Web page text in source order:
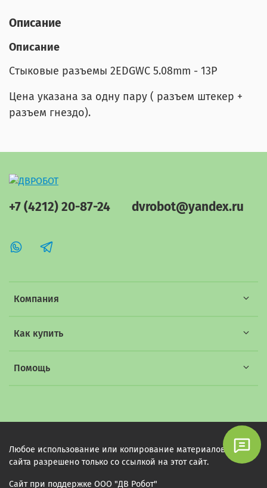
Описание
Описание
Cтыковые разъемы 2EDGWC 5.08mm - 13P
Цена указана за одну пару ( разъем штекер +
разъем гнездо).
Компания
Как купить
Помощь
+7 (4212) 20-87-24 dvrobot@yandex.ru
Любое использование или копирование материалов этого
сайта разрешено только со ссылкой на этот сайт.
Сайт при поддержке ООО "ДВ Робот"